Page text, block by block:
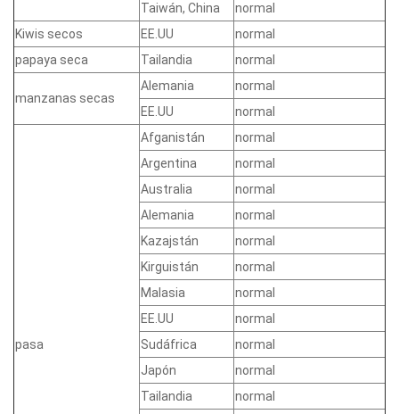
Taiwán, China
normal
Kiwis secos
EE.UU
normal
papaya seca
Tailandia normal
manzanas secas
Alemania
normal
EE.UU
normal
pasa
Afganistán
normal
Argentina
normal
Australia
normal
Alemania
normal
Kazajstán
normal
Kirguistán
normal
Malasia
normal
EE.UU
normal
Sudáfrica
normal
Japón
normal
Tailandia
normal